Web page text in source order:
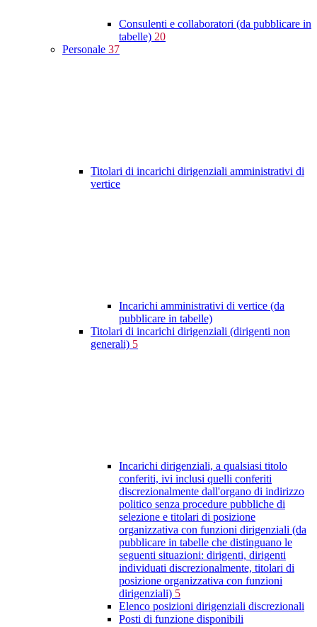
Consulenti e collaboratori (da pubblicare in
tabelle) 20
Personale 37
Titolari di incarichi dirigenziali amministrativi di
vertice
Incarichi amministrativi di vertice (da
pubblicare in tabelle)
Titolari di incarichi dirigenziali (dirigenti non
generali) 5
Incarichi dirigenziali, a qualsiasi titolo
conferiti, ivi inclusi quelli conferiti
discrezionalmente dall'organo di indirizzo
politico senza procedure pubbliche di
selezione e titolari di posizione
organizzativa con funzioni dirigenziali (da
pubblicare in tabelle che distinguano le
seguenti situazioni: dirigenti, dirigenti
individuati discrezionalmente, titolari di
posizione organizzativa con funzioni
dirigenziali) 5
Elenco posizioni dirigenziali discrezionali
Posti di funzione disponibili